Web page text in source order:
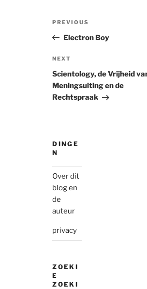
Previous
Post
PREVIOUS
Electron Boy
Next
Post
NEXT
Scientology, de Vrijheid
Meningsuiting en de
Rechtspraak
DINGE
N
Over dit
blog en
de
auteur
privacy
ZOEKI
E
ZOEKI